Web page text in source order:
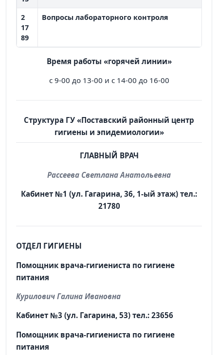
2
17
89
Вопросы лабораторного контроля
Время работы «горячей линии»
с 9-00 до 13-00 и с 14-00 до 16-00
Структура ГУ «Поставский районный центр
гигиены и эпидемиологии»
ГЛАВНЫЙ ВРАЧ
Рассеева Светлана Анатольевна
Кабинет №1 (ул. Гагарина, 36, 1-ый этаж) тел.:
21780
ОТДЕЛ ГИГИЕНЫ
Помощник врача-гигиениста по гигиене
питания
Курилович Галина Ивановна
Кабинет №3 (ул. Гагарина, 53) тел.: 23656
Помощник врача-гигиениста по гигиене
питания